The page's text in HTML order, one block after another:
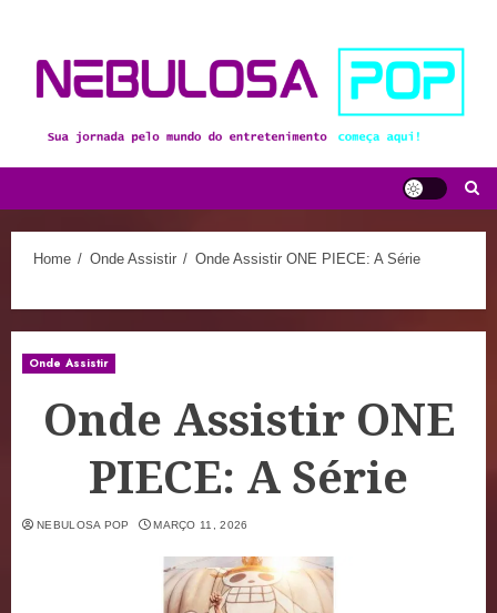
content
Home Onde Assistir Onde Assistir ONE PIECE: A Série
Onde Assistir
Onde Assistir ONE
PIECE: A Série
NEBULOSA POP MARÇO 11, 2026